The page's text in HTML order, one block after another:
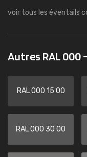
voir tous les éventails
Autres RAL 000
RAL 000 15 00
RAL 000 30 00